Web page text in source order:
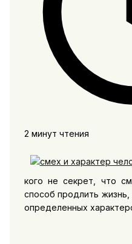
2 минут чтения
кого не секрет, что
способ продлить
определенных